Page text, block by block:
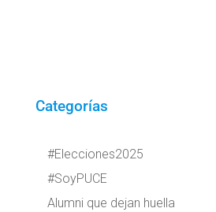
Categorías
#Elecciones2025
#SoyPUCE
Alumni que dejan huella